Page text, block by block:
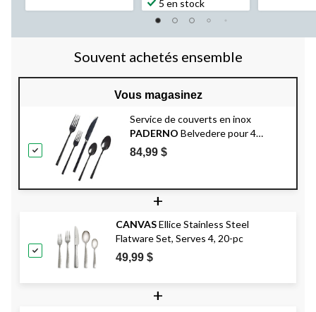
5 en stock
Souvent achetés ensemble
Vous magasinez
Service de couverts en inox
PADERNO Belvedere pour 4
personnes, noir, 20 pièces
84,99 $
+
CANVASEllice Stainless Steel
Flatware Set, Serves 4, 20-pc
49,99 $
+